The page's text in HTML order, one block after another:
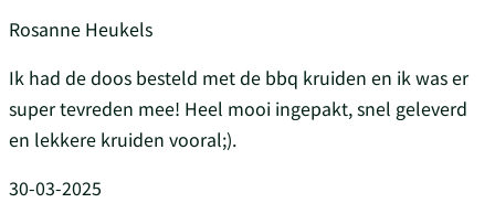
Rosanne Heukels
Ik had de doos besteld met de bbq kruiden en ik was er
super tevreden mee! Heel mooi ingepakt, snel geleverd
en lekkere kruiden vooral;).
30-03-2025